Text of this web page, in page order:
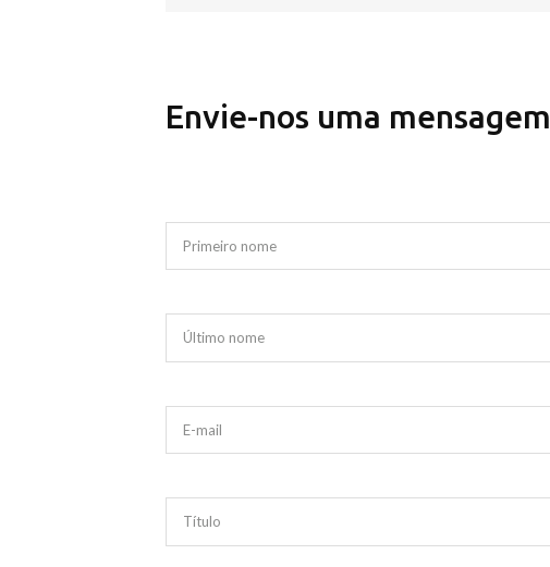
Envie-nos uma mensagem
Primeiro nome
Último nome
E-mail
Título